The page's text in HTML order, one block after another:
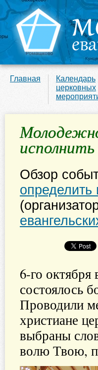
Главная
Календарь
церковных
Обзор
6-го
состоялось
Проводили
христиане
выбраны
волю Твою,